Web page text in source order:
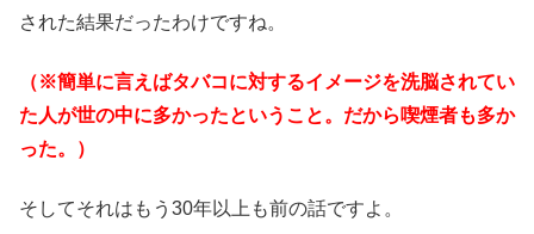
された結果だったわけですね。
（※簡単に言えばタバコに対するイメージを洗脳されてい
た人が世の中に多かったということ。だから喫煙者も多か
った。）
そしてそれはもう30年以上も前の話ですよ。